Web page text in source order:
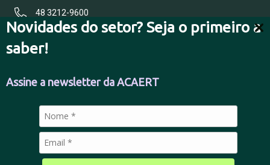
Novidades do setor? Seja o primeiro a
saber!
Assine a newsletter da ACAERT
48 3212-9600
FALE CONOSCO
POLÍTICA DE PRIVACIDADE